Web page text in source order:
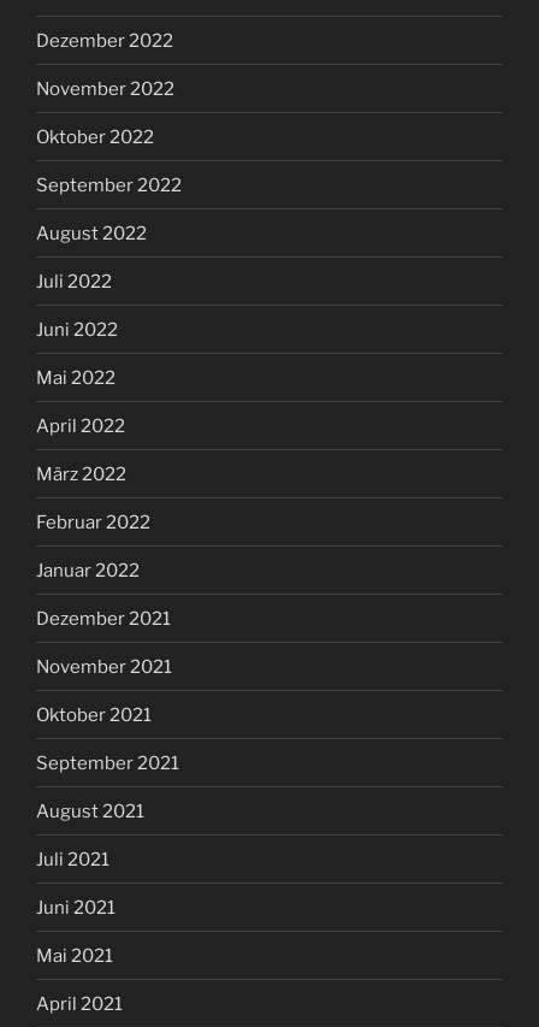
Dezember 2022
November 2022
Oktober 2022
September 2022
August 2022
Juli 2022
Juni 2022
Mai 2022
April 2022
März 2022
Februar 2022
Januar 2022
Dezember 2021
November 2021
Oktober 2021
September 2021
August 2021
Juli 2021
Juni 2021
Mai 2021
April 2021